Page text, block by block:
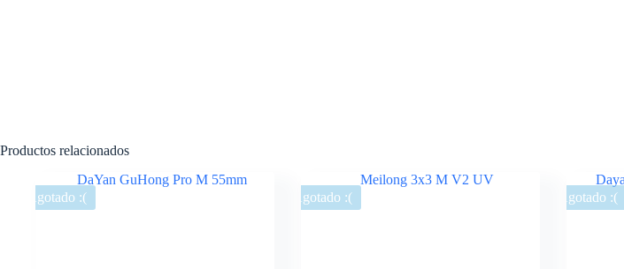
Productos relacionados
Agotado :( Agotado :( Agotado :(